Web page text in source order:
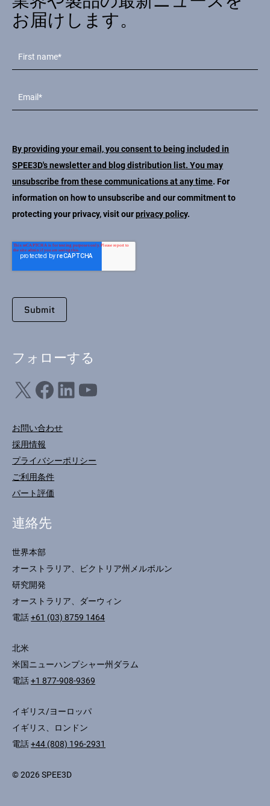
お届けします。
By providing your email, you consent to being included in
SPEE3D's newsletter and blog distribution list. You may
unsubscribe from these communications at any time. For
information on how to unsubscribe and our commitment to
protecting your privacy, visit ourprivacy policy.
フォローする
X フェイスブックLinkedIn ユーチューブ
お問い合わせ
採用情報
プライバシーポリシー
ご利用条件
パート評価
連絡先
世界本部
オーストラリア、ビクトリア州メルボルン
研究開発
オーストラリア、ダーウィン
電話+61 (03) 8759 1464
北米
米国ニューハンプシャー州ダラム
電話+1 877-908-9369
イギリス/ヨーロッパ
イギリス、ロンドン
電話+44 (808) 196-2931
© 2026 SPEE3D